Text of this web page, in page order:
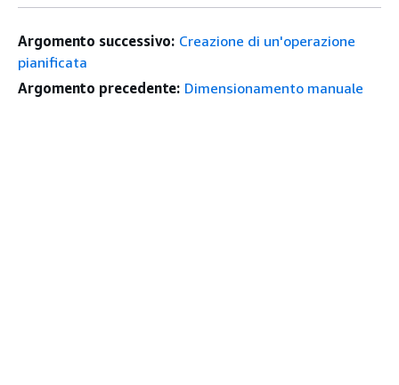
Argomento successivo: Creazione di un'operazione
pianificata
Argomento precedente: Dimensionamento manuale